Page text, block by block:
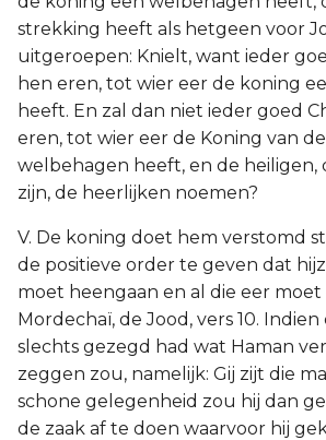
strekking heeft als hetgeen voor
uitgeroepen: Knielt, want ieder
hen eren, tot wier eer de koning
heeft. En zal dan niet ieder goed
eren, tot wier eer de Koning van
welbehagen heeft, en de heiligen,
zijn, de heerlijken noemen?
V. De koning doet hem verstomd
de positieve order te geven dat
moet heengaan en al die eer moet
Mordechaï, de Jood, vers 10.
slechts gezegd had wat Haman
zeggen zou, namelijk: Gij zijt die
schone gelegenheid zou hij dan
de zaak af te doen waarvoor hij